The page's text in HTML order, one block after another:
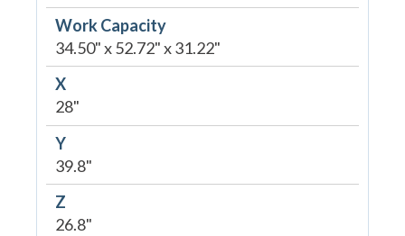
Work Capacity
34.50" x 52.72" x 31.22"
X
28"
Y
39.8"
Z
26.8"